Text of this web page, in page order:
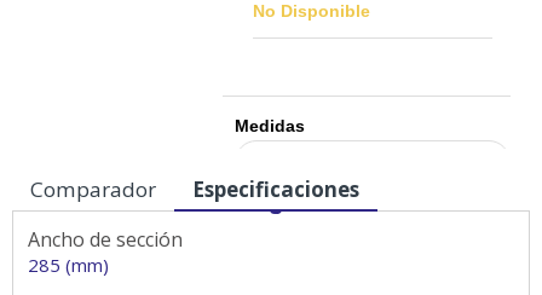
No Disponible
Medidas
Comparador Especificaciones
Ancho de sección
285 (mm)